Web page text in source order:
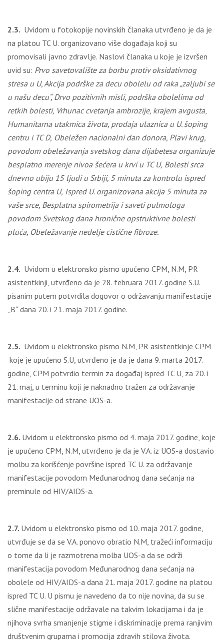
2.3. Uvidom u fotokopije novinskih članaka utvrđeno je da je
na platou TC U. organizovano više događaja koji su
promovisali javno zdravlјe. Naslovi članaka u koje je izvršen
uvid su: Prvo savetovalište za borbu protiv oksidativnog
stresa u U, Akcija podrške za decu obolelu od raka „zalјubi se
u našu decu“, Drvo pozitivnih misli, podrška obolelima od
retkih bolesti, Vrhunac cvetanja ambrozije, krajem avgusta,
Humanitarna utakmica života, prodaja ulaznica u U. šoping
centru i TC D, Obeležen nacionalni dan donora, Plavi krug,
povodom obeležavanja svetskog dana dijabetesa organizuje
besplatno merenje nivoa šećera u krvi u TC U, Bolesti srca
dnevno ubiju 15 lјudi u Srbiji, 5 minuta za kontrolu ispred
šoping centra U, Ispred U. organizovana akcija 5 minuta za
vaše srce, Besplatna spirometrija i saveti pulmologa
povodom Svetskog dana hronične opstruktivne bolesti
pluća, Obeležavanje nedelјe cistične fibroze.
2.4. Uvidom u elektronsko pismo upućeno CPM, N.M, PR
asistentkinji, utvrđeno da je 28. februara 2017. godine S.U.
pisanim putem potvrdila dogovor o održavanju manifestacije
„B“ dana 20. i 21. maja 2017. godine.
2.5. Uvidom u elektronsko pismo N.M, PR asistentkinje CPM
koje je upućeno S.U, utvrđeno je da je dana 9. marta 2017.
godine, CPM potvrdio termin za događaj ispred TC U, za 20. i
21. maj, u terminu koji je naknadno tražen za održavanje
manifestacije od strane UOS-a.
2.6. Uvidom u elektronsko pismo od 4. maja 2017. godine, koje
je upućeno CPM, N.M, utvrđeno je da je V.A. iz UOS-a dostavio
molbu za korišćenje površine ispred TC U. za održavanje
manifestacije povodom Međunarodnog dana sećanja na
preminule od HIV/AIDS-a.
2.7. Uvidom u elektronsko pismo od 10. maja 2017. godine,
utvrđuje se da se V.A. ponovo obratio N.M, tražeći informaciju
o tome da li je razmotrena molba UOS-a da se održi
manifestacija povodom Međunarodnog dana sećanja na
obolele od HIV/AIDS-a dana 21. maja 2017. godine na platou
ispred TC U. U pismu je navedeno da to nije novina, da su se
slične manifestacije održavale na takvim lokacijama i da je
njihova svrha smanjenje stigme i diskriminacije prema ranjivim
društvenim grupama i promocija zdravih stilova života.